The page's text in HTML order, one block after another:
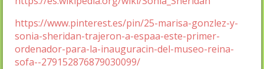
https://www.pinterest.es/pin/25-marisa-gonzlez-y-
sonia-sheridan-trajeron-a-espaa-este-primer-
ordenador-para-la-inauguracin-del-museo-reina-
sofa--279152876879030099/